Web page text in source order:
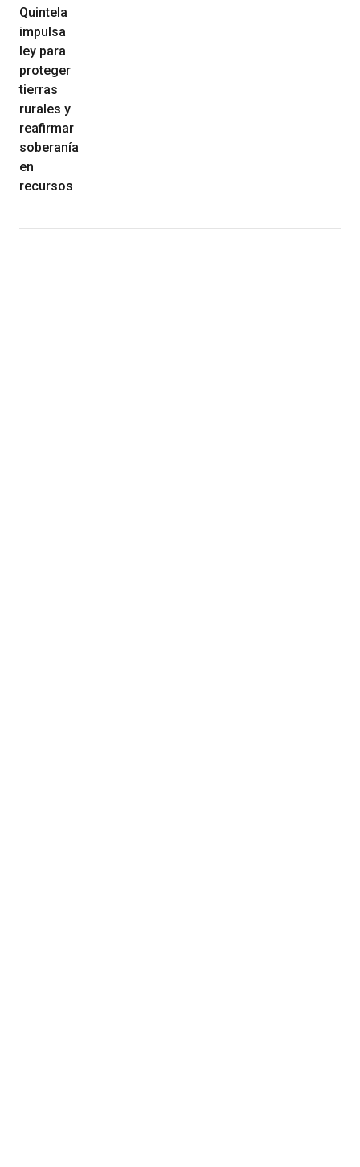
Quintela
impulsa
ley para
proteger
tierras
rurales y
reafirmar
soberanía
en
recursos